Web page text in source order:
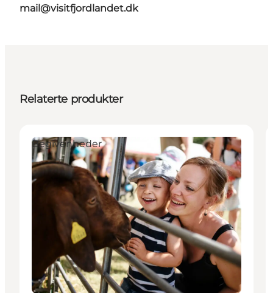
mail@visitfjordlandet.dk
Relaterte produkter
Begivenheder